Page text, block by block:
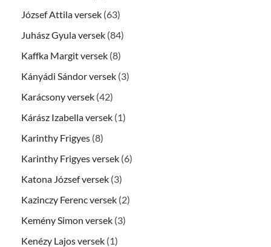
József Attila versek (63)
Juhász Gyula versek (84)
Kaffka Margit versek (8)
Kányádi Sándor versek (3)
Karácsony versek (42)
Kárász Izabella versek (1)
Karinthy Frigyes (8)
Karinthy Frigyes versek (6)
Katona József versek (3)
Kazinczy Ferenc versek (2)
Kemény Simon versek (3)
Kenézy Lajos versek (1)